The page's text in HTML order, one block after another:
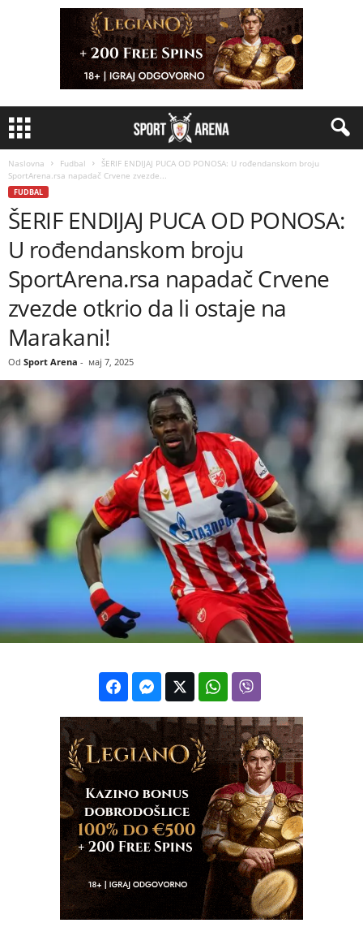
Naslovna Fudbal
ŠERIF ENDIJAJ PUCA OD PONOSA: U rođendanskom broju
SportArena.rsa napadač Crvene zvezde...
FUDBAL
ŠERIF ENDIJAJ PUCA OD PONOSA:
U rođendanskom broju
SportArena.rsa napadač Crvene
zvezde otkrio da li ostaje na
Marakani!
Od Sport Arena - мај 7, 2025